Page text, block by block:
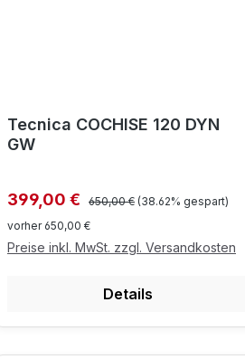
Tecnica COCHISE 120 DYN
GW
Verkaufspreis:
399,00 € Regulärer Preis:
650,00 € (38.62% gespart)
vorher 650,00 €
Preise inkl. MwSt. zzgl. Versandkosten
Details